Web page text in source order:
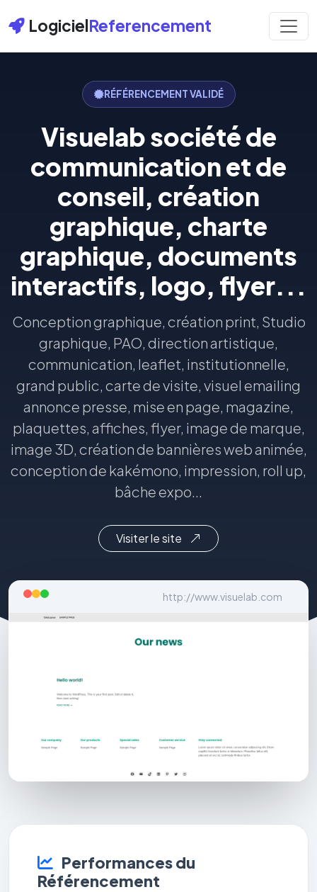
LogicielReferencement
RÉFÉRENCEMENT VALIDÉ
Visuelab société de
communication et de
conseil, création
graphique, charte
graphique, documents
interactifs, logo, flyer...
Conception graphique, création print, Studio
graphique, PAO, direction artistique,
communication, leaflet, institutionnelle,
grand public, carte de visite, visuel emailing
annonce presse, mise en page, magazine,
plaquettes, affiches, flyer, image de marque,
image 3D, création de bannières web animée,
conception de kakémono, impression, roll up,
bâche expo...
Visiter le site
http://www.visuelab.com
Performances du
Référencement